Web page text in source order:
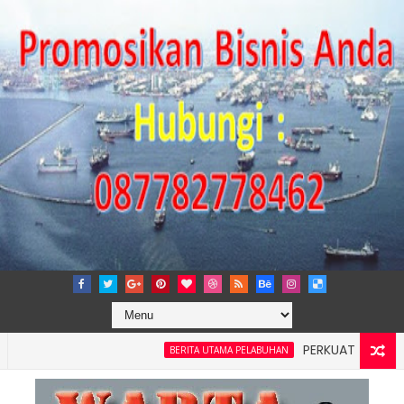
BERITA UTAMA PELABUHAN
PERKUAT TATA KELOLA
4: Pelindo Jasa Maritim Dengar Keluhan dan